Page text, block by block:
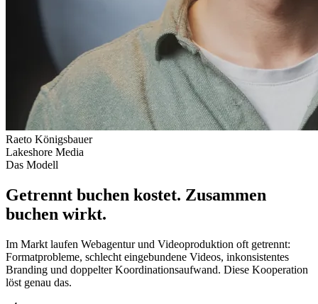
Raeto Königsbauer
Lakeshore Media
Das Modell
Getrennt buchen kostet. Zusammen
buchen wirkt.
Im Markt laufen Webagentur und Videoproduktion oft getrennt:
Formatprobleme, schlecht eingebundene Videos, inkonsistentes
Branding und doppelter Koordinationsaufwand. Diese Kooperation
löst genau das.